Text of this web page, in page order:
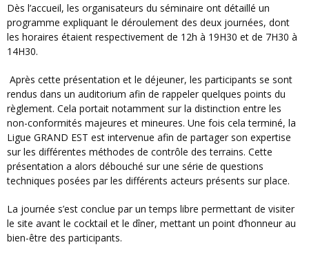
Dès l’accueil, les organisateurs du séminaire ont détaillé un
programme expliquant le déroulement des deux journées, dont
les horaires étaient respectivement de 12h à 19H30 et de 7H30 à
14H30.
Après cette présentation et le déjeuner, les participants se sont
rendus dans un auditorium afin de rappeler quelques points du
règlement. Cela portait notamment sur la distinction entre les
non-conformités majeures et mineures. Une fois cela terminé, la
Ligue GRAND EST est intervenue afin de partager son expertise
sur les différentes méthodes de contrôle des terrains. Cette
présentation a alors débouché sur une série de questions
techniques posées par les différents acteurs présents sur place.
La journée s’est conclue par un temps libre permettant de visiter
le site avant le cocktail et le dîner, mettant un point d’honneur au
bien-être des participants.